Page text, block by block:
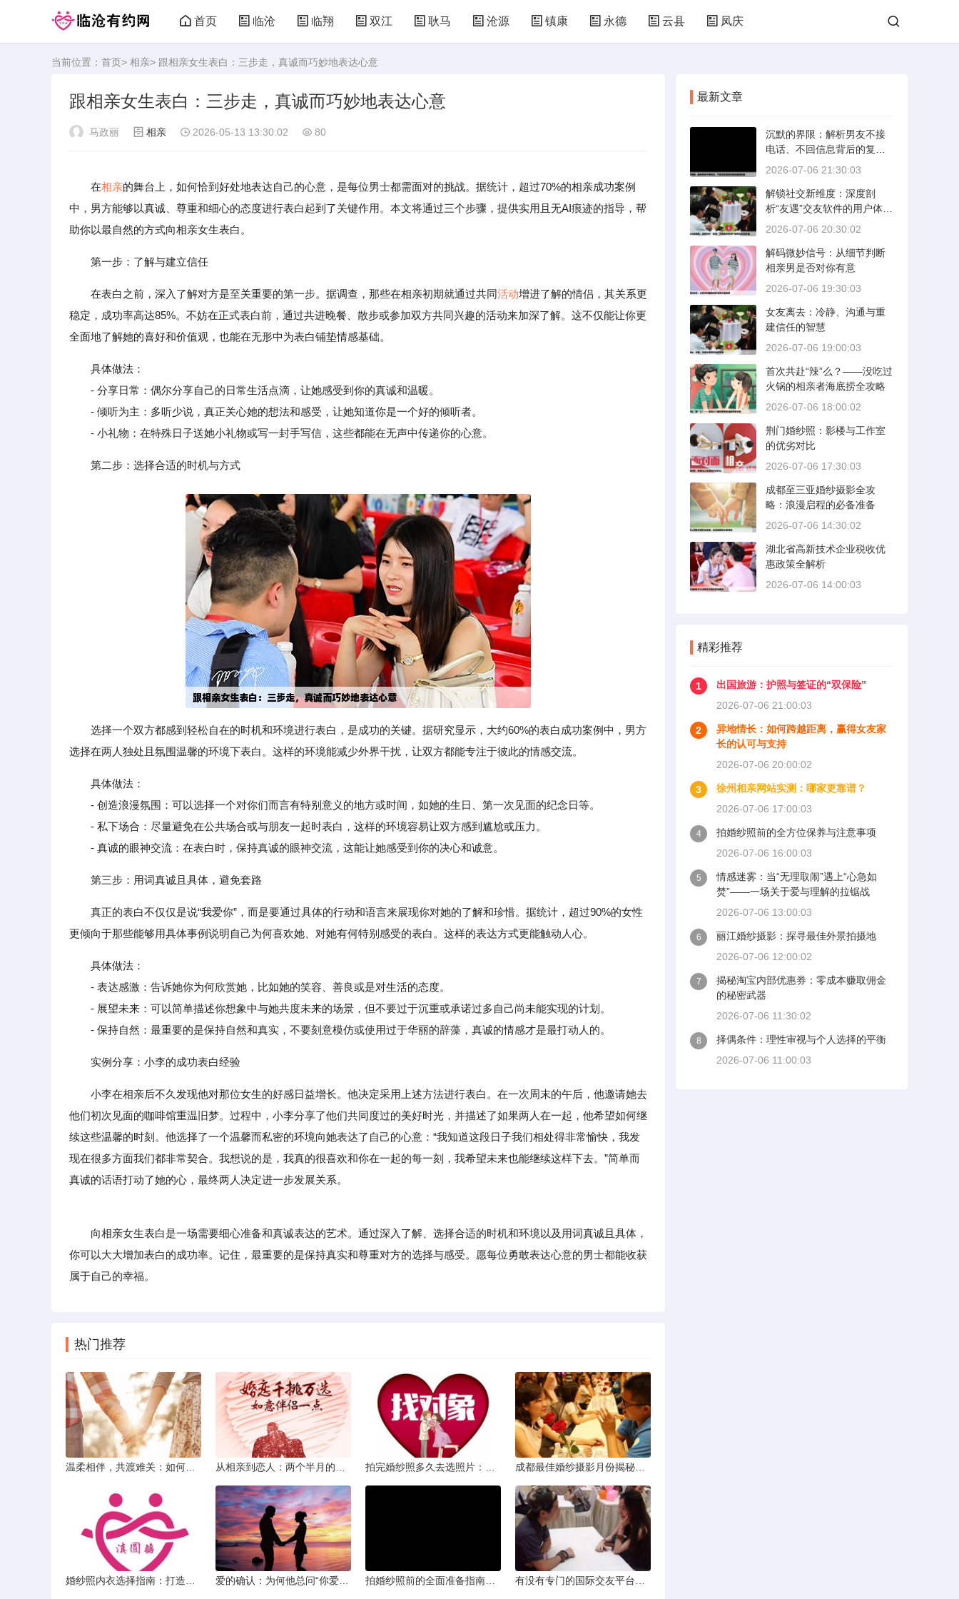
首页 临沧 临翔 双江 耿马 沧源 镇康 永德 云县 凤庆
当前位置： 首页> 相亲> 跟相亲女生表白：三步走，真诚而巧妙地表达心意
跟相亲女生表白：三步走，真诚而巧妙地表达心意
马政丽 相亲 2026-05-13 13:30:02 80
在相亲的舞台上，如何恰到好处地表达自己的心意，是每位男士都需面对的挑战。据统计，超过70%的相亲成功案例
中，男方能够以真诚、尊重和细心的态度进行表白起到了关键作用。本文将通过三个步骤，提供实用且无AI痕迹的指导，帮
助你以最自然的方式向相亲女生表白。
第一步：了解与建立信任
在表白之前，深入了解对方是至关重要的第一步。据调查，那些在相亲初期就通过共同活动增进了解的情侣，其关系更
稳定，成功率高达85%。不妨在正式表白前，通过共进晚餐、散步或参加双方共同兴趣的活动来加深了解。这不仅能让你更
全面地了解她的喜好和价值观，也能在无形中为表白铺垫情感基础。
具体做法：
- 分享日常：偶尔分享自己的日常生活点滴，让她感受到你的真诚和温暖。
- 倾听为主：多听少说，真正关心她的想法和感受，让她知道你是一个好的倾听者。
- 小礼物：在特殊日子送她小礼物或写一封手写信，这些都能在无声中传递你的心意。
第二步：选择合适的时机与方式
选择一个双方都感到轻松自在的时机和环境进行表白，是成功的关键。据研究显示，大约60%的表白成功案例中，男方
选择在两人独处且氛围温馨的环境下表白。这样的环境能减少外界干扰，让双方都能专注于彼此的情感交流。
具体做法：
- 创造浪漫氛围：可以选择一个对你们而言有特别意义的地方或时间，如她的生日、第一次见面的纪念日等。
- 私下场合：尽量避免在公共场合或与朋友一起时表白，这样的环境容易让双方感到尴尬或压力。
- 真诚的眼神交流：在表白时，保持真诚的眼神交流，这能让她感受到你的决心和诚意。
第三步：用词真诚且具体，避免套路
真正的表白不仅仅是说“我爱你”，而是要通过具体的行动和语言来展现你对她的了解和珍惜。据统计，超过90%的女性
更倾向于那些能够用具体事例说明自己为何喜欢她、对她有何特别感受的表白。这样的表达方式更能触动人心。
具体做法：
- 表达感激：告诉她你为何欣赏她，比如她的笑容、善良或是对生活的态度。
- 展望未来：可以简单描述你想象中与她共度未来的场景，但不要过于沉重或承诺过多自己尚未能实现的计划。
- 保持自然：最重要的是保持自然和真实，不要刻意模仿或使用过于华丽的辞藻，真诚的情感才是最打动人的。
实例分享：小李的成功表白经验
小李在相亲后不久发现他对那位女生的好感日益增长。他决定采用上述方法进行表白。在一次周末的午后，他邀请她去
他们初次见面的咖啡馆重温旧梦。过程中，小李分享了他们共同度过的美好时光，并描述了如果两人在一起，他希望如何继
续这些温馨的时刻。他选择了一个温馨而私密的环境向她表达了自己的心意：“我知道这段日子我们相处得非常愉快，我发
现在很多方面我们都非常契合。我想说的是，我真的很喜欢和你在一起的每一刻，我希望未来也能继续这样下去。”简单而
真诚的话语打动了她的心，最终两人决定进一步发展关系。
向相亲女生表白是一场需要细心准备和真诚表达的艺术。通过深入了解、选择合适的时机和环境以及用词真诚且具体，
你可以大大增加表白的成功率。记住，最重要的是保持真实和尊重对方的选择与感受。愿每位勇敢表达心意的男士都能收获
属于自己的幸福。
热门推荐
最新文章
沉默的界限：解析男友不接
电话、不回信息背后的复杂
情感动态
2026-07-06 21:30:03
解锁社交新维度：深度剖
析“友遇”交友软件的用户体验
与社交价值
2026-07-06 20:30:02
解码微妙信号：从细节判断
相亲男是否对你有意
2026-07-06 19:30:03
女友离去：冷静、沟通与重
建信任的智慧
2026-07-06 19:00:03
首次共赴“辣”么？——没吃过
火锅的相亲者海底捞全攻略
2026-07-06 18:00:02
荆门婚纱照：影楼与工作室
的优劣对比
2026-07-06 17:30:03
成都至三亚婚纱摄影全攻
略：浪漫启程的必备准备
2026-07-06 14:30:02
湖北省高新技术企业税收优
惠政策全解析
2026-07-06 14:00:03
精彩推荐
1
出国旅游：护照与签证的“双保险”
2026-07-06 21:00:03
2
异地情长：如何跨越距离，赢得女友家
长的认可与支持
2026-07-06 20:00:02
3
徐州相亲网站实测：哪家更靠谱？
2026-07-06 17:00:03
4
拍婚纱照前的全方位保养与注意事项
2026-07-06 16:00:03
5
情感迷雾：当“无理取闹”遇上“心急如
焚”——一场关于爱与理解的拉锯战
2026-07-06 13:00:03
6
丽江婚纱摄影：探寻最佳外景拍摄地
2026-07-06 12:00:02
7
揭秘淘宝内部优惠券：零成本赚取佣金
的秘密武器
2026-07-06 11:30:02
8
择偶条件：理性审视与个人选择的平衡
2026-07-06 11:00:03